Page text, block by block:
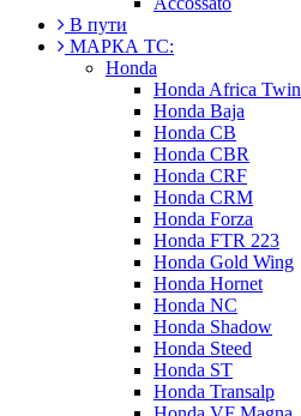
В пути
МАРКА ТС:
Honda
Honda Africa Twin
Honda Baja
Honda CB
Honda CBR
Honda CRF
Honda CRM
Honda Forza
Honda FTR 223
Honda Gold Wing
Honda Hornet
Honda NC
Honda Shadow
Honda Steed
Honda ST
Honda Transalp